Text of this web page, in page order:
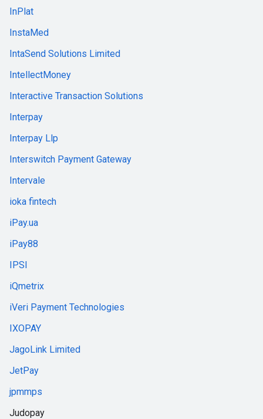
InPlat
InstaMed
IntaSend Solutions Limited
IntellectMoney
Interactive Transaction Solutions
Interpay
Interpay Llp
Interswitch Payment Gateway
Intervale
ioka fintech
iPay.ua
iPay88
IPSI
iQmetrix
iVeri Payment Technologies
IXOPAY
JagoLink Limited
JetPay
jpmmps
Judopay